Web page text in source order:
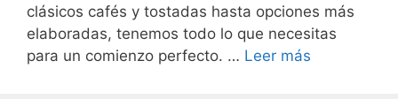
clásicos cafés y tostadas hasta opciones más
elaboradas, tenemos todo lo que necesitas
para un comienzo perfecto. … Leer más